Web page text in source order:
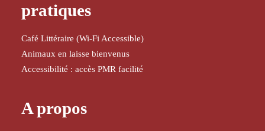
pratiques
Café Littéraire (Wi-Fi Accessible)
Animaux en laisse bienvenus
Accessibilité : accès PMR facilité
A propos